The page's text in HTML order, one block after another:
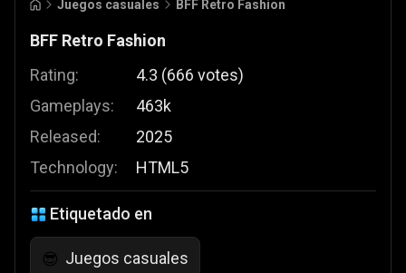
Juegos casuales BFF Retro Fashion
BFF Retro Fashion
Rating:
Gameplays:
Released:
Technology:
4.3 (666 votes)
463k
2025
HTML5
Etiquetado en
😎 Juegos casuales